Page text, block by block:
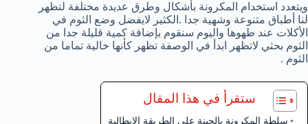
ويتعدد استخدام المكرونة بأشكال وطرق عديدة مختلفة لتظهر
لنا أطباق متنوعة وشهية جدا .الكثير لايفضل وضع الثوم في
الأكلات عند طهوها واليوم سنقوم بإضافة كمية قليلة جدا من
الثوم بحثي لاتظهر ابدأ في الوصفة تظهر كأنها خالية تماما من
الثوم .
ستقرأ في هذا المقال
سلطة المكرونة بالجبنة على الطريقة الإيطالية